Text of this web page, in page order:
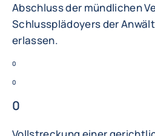
Abschluss der mündlichen
Schlussplädoyers der
erlassen.
0
0
0